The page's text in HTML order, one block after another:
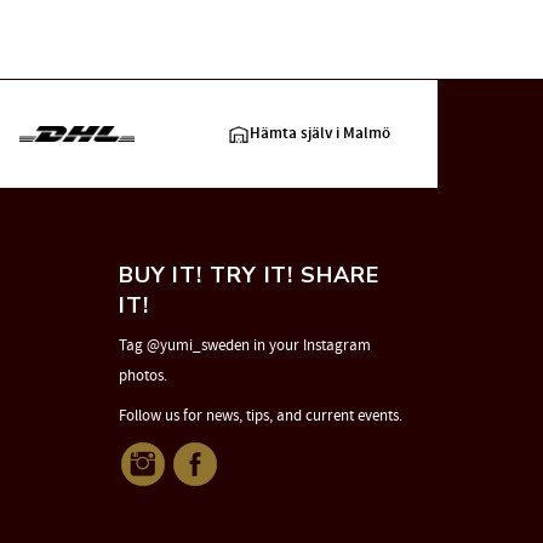
Hämta själv i Malmö
BUY IT! TRY IT! SHARE
IT!
Tag @yumi_sweden in your Instagram
photos.
Follow us for news, tips, and current events.